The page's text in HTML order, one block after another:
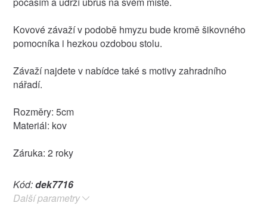
Kovové závaží v podobě hmyzu bude kromě šikovného
pomocníka i hezkou ozdobou stolu.
Závaží najdete v nabídce také s motivy zahradního
nářadí.
Rozměry: 5cm
Materiál: kov
Záruka: 2 roky
Kód:dek7716
Další parametry